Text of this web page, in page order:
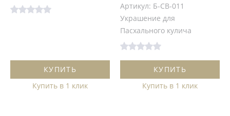
КУПИТЬ
Купить в 1 клик
Артикул: Б-СВ-011
Украшение для
Пасхального кулича
КУПИТЬ
Купить в 1 клик